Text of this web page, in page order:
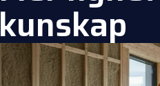
kunskap